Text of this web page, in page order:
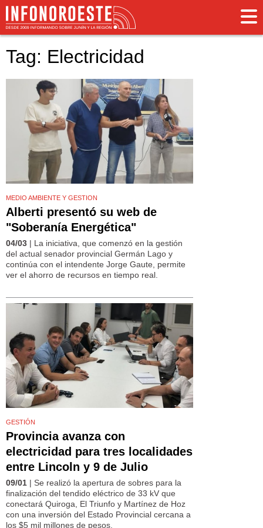
Tag: Electricidad
MEDIO AMBIENTE Y GESTION
Alberti presentó su web de
"Soberanía Energética"
04/03 | La iniciativa, que comenzó en la gestión
del actual senador provincial Germán Lago y
continúa con el intendente Jorge Gaute, permite
ver el ahorro de recursos en tiempo real.
GESTIÓN
Provincia avanza con
electricidad para tres localidades
entre Lincoln y 9 de Julio
09/01 | Se realizó la apertura de sobres para la
finalización del tendido eléctrico de 33 kV que
conectará Quiroga, El Triunfo y Martínez de Hoz
con una inversión del Estado Provincial cercana a
los $5 mil millones de pesos.